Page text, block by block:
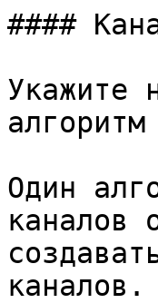
####
Укажите
Один
каналов
каналов.